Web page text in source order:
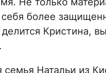
себя более
делится Кристина,
семья Натальи из